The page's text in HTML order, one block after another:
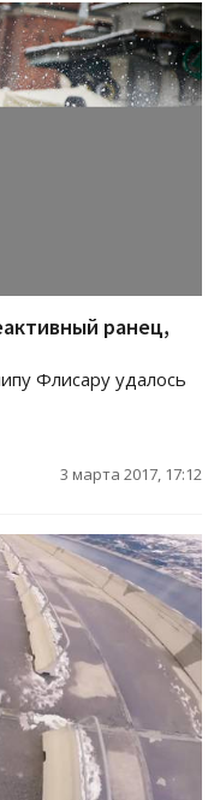
ранец,
Флисару удалось
3 марта 2017, 17:12